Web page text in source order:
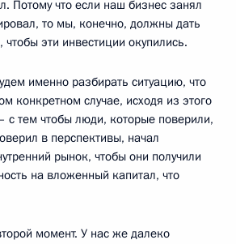
Потому что если наш бизнес занял
то мы, конечно, должны дать
чтобы эти инвестиции окупились.
именно разбирать ситуацию, что
конкретном случае, исходя из этого
с тем чтобы люди, которые поверили,
в перспективы, начал
рынок, чтобы они получили
на вложенный капитал, что
момент. У нас же далеко